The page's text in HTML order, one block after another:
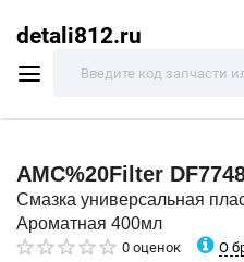
detali812.ru
AMC%20Filter
Смазка универсальная
Ароматная 400мл
0 оценок О